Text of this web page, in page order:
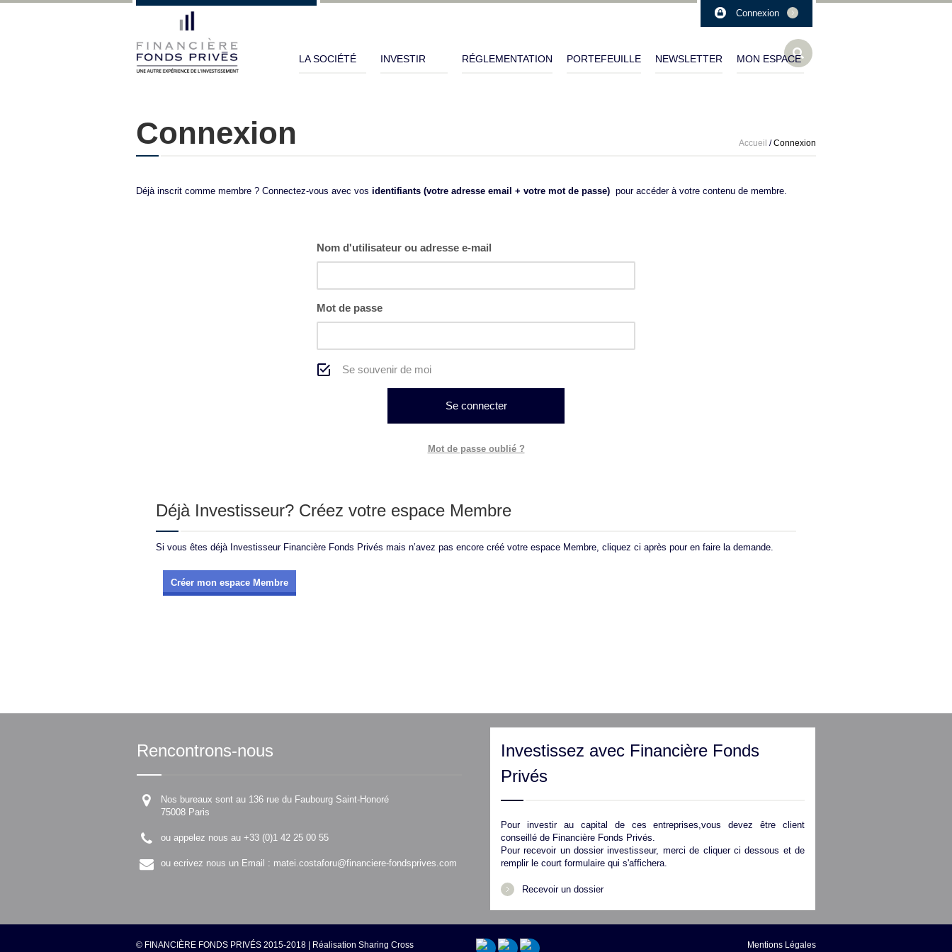
Connexion
LA SOCIÉTÉ INVESTIR RÉGLEMENTATION PORTEFEUILLE NEWSLETTER MON ESPACE
Connexion Accueil /Connexion
Déjà inscrit comme membre ? Connectez-vous avec vos identifiants (votre adresse email + votre mot de passe) pour accéder à votre contenu de membre.
Nom d'utilisateur ou adresse e-mail
Mot de passe
Se souvenir de moi
Mot de passe oublié ?
Déjà Investisseur? Créez votre espace Membre
Si vous êtes déjà Investisseur Financière Fonds Privés mais n’avez pas encore créé votre espace Membre, cliquez ci après pour en faire la demande.
Créer mon espace Membre
Rencontrons-nous
Nos bureaux sont au 136 rue du Faubourg Saint-Honoré
75008 Paris
ou appelez nous au +33 (0)1 42 25 00 55
ou ecrivez nous un Email : matei.costaforu@financiere-fondsprives.com
Investissez avec Financière Fonds
Privés
Pour investir au capital de ces entreprises,vous devez être client
conseillé de Financière Fonds Privés.
Pour recevoir un dossier investisseur, merci de cliquer ci dessous et de
remplir le court formulaire qui s'affichera.
Recevoir un dossier
© FINANCIÈRE FONDS PRIVÉS 2015-2018 Réalisation Sharing Cross Mentions Légales